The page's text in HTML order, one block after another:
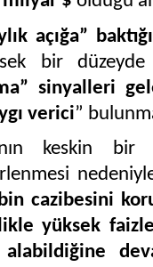
açığa”
bir düzeyde
sinyalleri
verici”
keskin bir
cazibesini
yüksek
alabildiğine